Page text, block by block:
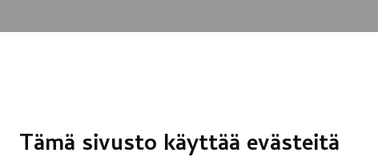
Tämä sivusto käyttää evästeitä